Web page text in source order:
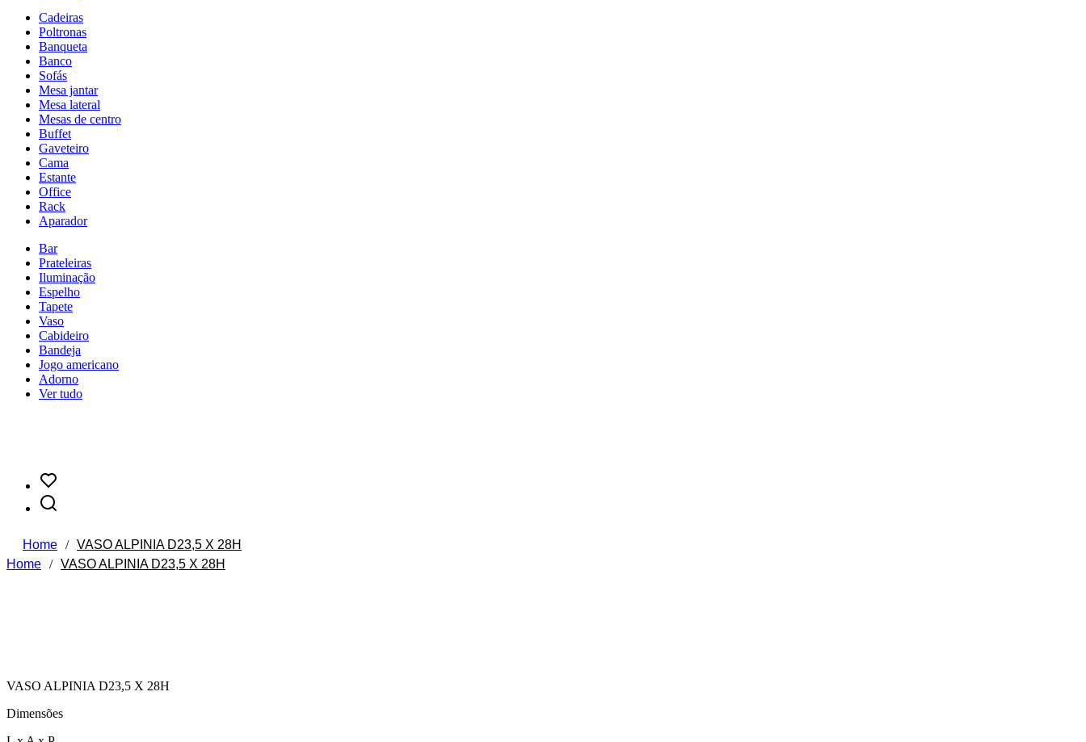
Cadeiras
Poltronas
Banqueta
Banco
Sofás
Mesa jantar
Mesa lateral
Mesas de centro
Buffet
Gaveteiro
Cama
Estante
Office
Rack
Aparador
Bar
Prateleiras
Iluminação
Espelho
Tapete
Vaso
Cabideiro
Bandeja
Jogo americano
Adorno
Ver tudo
Home / VASO ALPINIA D23,5 X 28H
Home / VASO ALPINIA D23,5 X 28H
VASO ALPINIA D23,5 X 28H
Dimensões